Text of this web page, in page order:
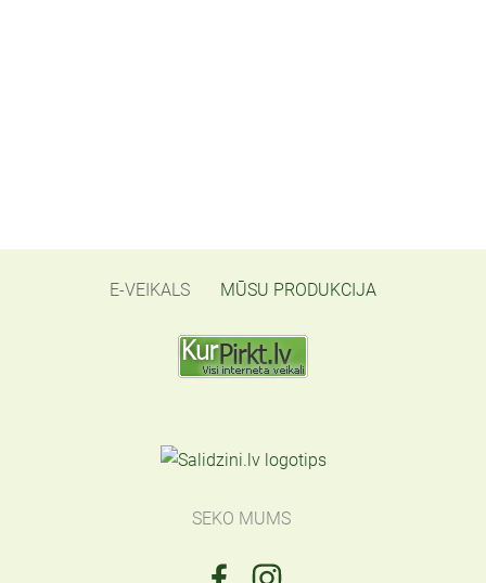
E-VEIKALS MŪSU PRODUKCIJA
SEKO MUMS